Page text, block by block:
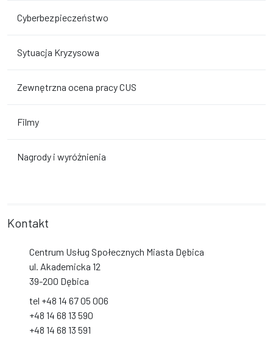
Cyberbezpieczeństwo
Sytuacja Kryzysowa
Zewnętrzna ocena pracy CUS
Filmy
Nagrody i wyróżnienia
Kontakt
Centrum Usług Społecznych Miasta Dębica
ul. Akademicka 12
39-200 Dębica
tel +48 14 67 05 006
+48 14 68 13 590
+48 14 68 13 591